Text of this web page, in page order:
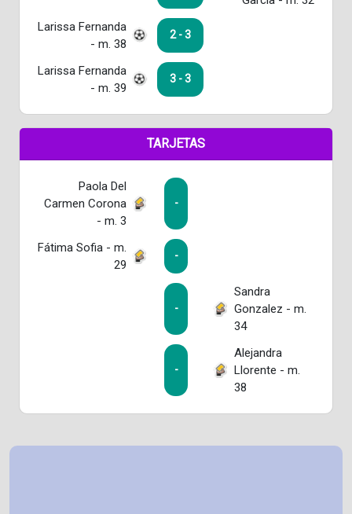
Larissa Fernanda
- m. 38
2 - 3
Larissa Fernanda
- m. 39
3 - 3
TARJETAS
Paola Del
Carmen Corona
- m. 3
-
Fátima Sofia - m.
29
-
-
Sandra
Gonzalez - m.
34
-
Alejandra
Llorente - m.
38